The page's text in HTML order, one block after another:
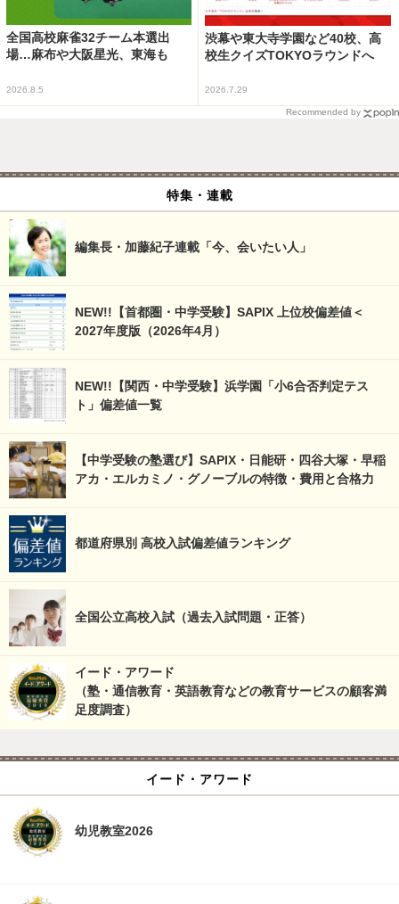
全国高校麻雀32チーム本選出
場…麻布や大阪星光、東海も
2026.8.5
渋幕や東大寺学園など40校、高
校生クイズTOKYOラウンドへ
2026.7.29
Recommended by
特集・連載
編集長・加藤紀子連載「今、会いたい人」
NEW!!【首都圏・中学受験】SAPIX 上位校偏差値＜
2027年度版（2026年4月）
NEW!!【関西・中学受験】浜学園「小6合否判定テス
ト」偏差値一覧
【中学受験の塾選び】SAPIX・日能研・四谷大塚・早稲
アカ・エルカミノ・グノーブルの特徴・費用と合格力
都道府県別 高校入試偏差値ランキング
全国公立高校入試（過去入試問題・正答）
イード・アワード
（塾・通信教育・英語教育などの教育サービスの顧客満
足度調査）
イード・アワード
幼児教室2026